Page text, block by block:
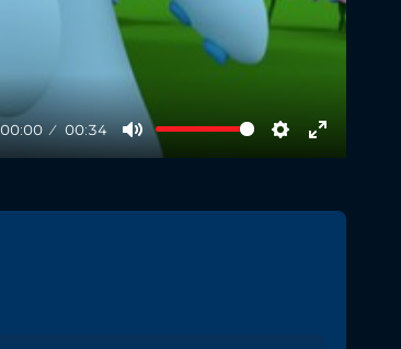
00:00 00:34
Mute Settings
Enter